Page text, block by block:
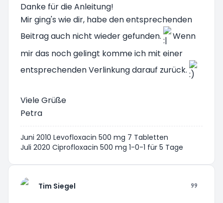
Danke für die Anleitung!
Mir ging's wie dir, habe den entsprechenden
Beitrag auch nicht wieder gefunden.
Wenn
mir das noch gelingt komme ich mit einer
entsprechenden Verlinkung darauf zurück.
Viele Grüße
Petra
Juni 2010 Levofloxacin 500 mg 7 Tabletten
Juli 2020 Ciprofloxacin 500 mg 1-0-1 für 5 Tage
Tim Siegel